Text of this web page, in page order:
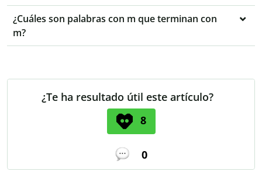
¿Cuáles son palabras con m que terminan con
m?
¿Te ha resultado útil este artículo?
8
0